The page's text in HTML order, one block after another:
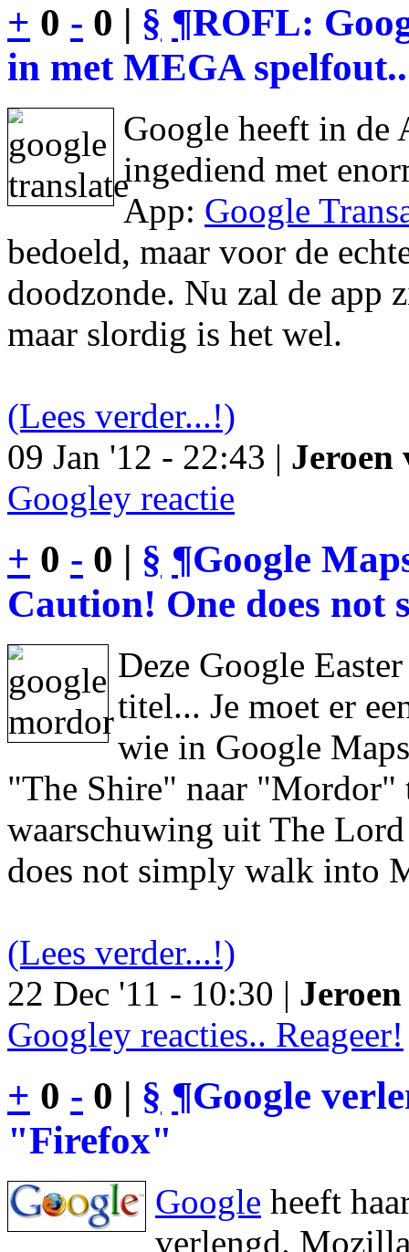
+ 0 - 0 | § ¶ROFL:
in met MEGA
Google heeft in de
ingediend met
App: Google
bedoeld, maar voor de
doodzonde. Nu zal de app
maar slordig is het wel.
(Lees verder...!)
09 Jan '12 - 22:43 | Jeroen
Googley reactie
+ 0 - 0 | § ¶Google
Caution! One does
Deze Google
titel... Je moet er
wie in Google
"The Shire" naar "Mordor"
waarschuwing uit The
does not simply walk into
(Lees verder...!)
22 Dec '11 - 10:30 |
Googley reacties.. Reageer!
+ 0 - 0 | § ¶Google
"Firefox"
Google heeft
verlengd.